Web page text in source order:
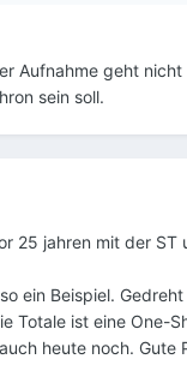
Aufnahme geht
sein soll.
25 jahren mit der
ein Beispiel.
Totale ist eine
heute noch.